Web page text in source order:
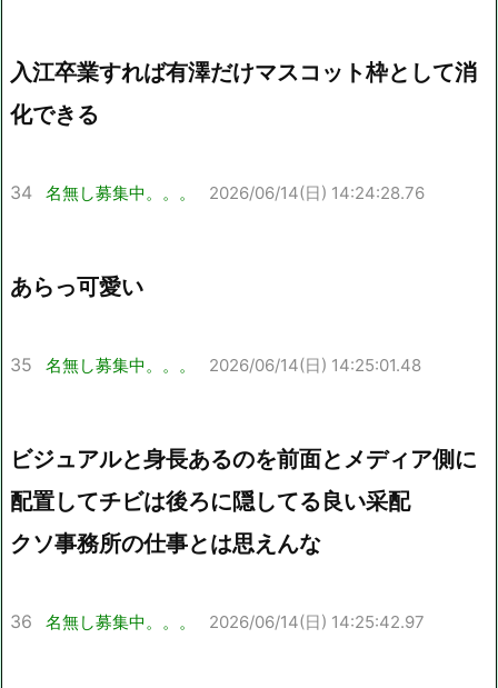
入江卒業すれば有澤だけマスコット枠として消
化できる
34 名無し募集中。。。 2026/06/14(日) 14:24:28.76
あらっ可愛い
35 名無し募集中。。。 2026/06/14(日) 14:25:01.48
ビジュアルと身長あるのを前面とメディア側に
配置してチビは後ろに隠してる良い采配
クソ事務所の仕事とは思えんな
36 名無し募集中。。。 2026/06/14(日) 14:25:42.97